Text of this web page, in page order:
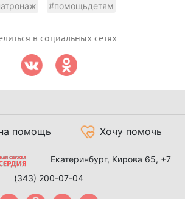
#помощьдетям
в социальных сетях
помощь Хочу помочь
Екатеринбург, Кирова 65, +7
(343) 200-07-04